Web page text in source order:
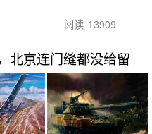
阅读 13909
北京连门缝都没给留